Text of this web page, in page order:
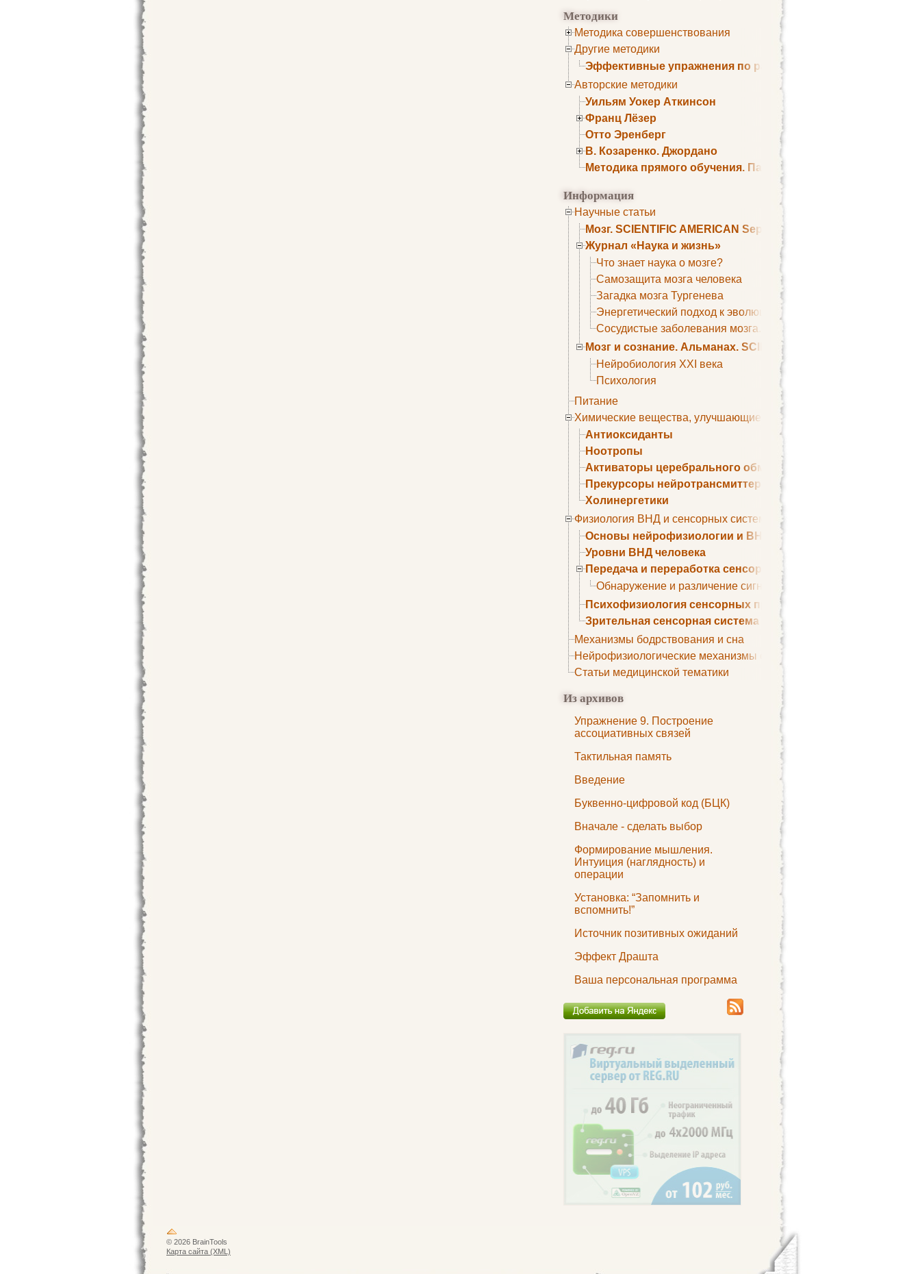
Методики
Методика совершенствования
Другие методики
Эффективные упражнения по развитию памяти
Авторские методики
Уильям Уокер Аткинсон
Франц Лёзер
Отто Эренберг
В. Козаренко. Джордано
Методика прямого обучения. Пауль Шелли
Информация
Научные статьи
Мозг. SCIENTIFIC AMERICAN September 1979
Журнал «Наука и жизнь»
Что знает наука о мозге?
Самозащита мозга человека
Загадка мозга Тургенева
Энергетический подход к эволюции мозга
Сосудистые заболевания мозга. Все может начаться с
Мозг и сознание. Альманах. SCIENTIFIC AMERICAN
Нейробиология XXI века
Психология
Питание
Химические вещества, улучшающие умственные способности
Антиоксиданты
Ноотропы
Активаторы церебрального обмена веществ
Прекурсоры нейротрансмиттеров
Холинергетики
Физиология ВНД и сенсорных систем
Основы нейрофизиологии и ВНД
Уровни ВНД человека
Передача и переработка сенсорных сигналов
Обнаружение и различение сигналов. Сенсорная рецепция
Психофизиология сенсорных процессов
Зрительная сенсорная система
Механизмы бодрствования и сна
Нейрофизиологические механизмы сна
Статьи медицинской тематики
Из архивов
Упражнение 9. Построение
ассоциативных связей
Тактильная память
Введение
Буквенно-цифровой код (БЦК)
Вначале - сделать выбор
Формирование мышления.
Интуиция (наглядность) и
операции
Установка: “Запомнить и
вспомнить!”
Источник позитивных ожиданий
Эффект Драшта
Ваша персональная программа
© 2026 BrainTools
Карта сайта (XML)